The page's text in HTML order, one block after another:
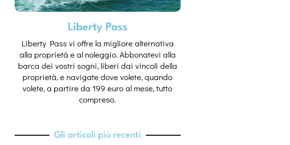
Liberty Pass
Liberty Pass vi offre la migliore alternativa
alla proprietà e al noleggio. Abbonatevi alla
barca dei vostri sogni, liberi dai vincoli della
proprietà, e navigate dove volete, quando
volete, a partire da 199 euro al mese, tutto
compreso.
Gli articoli più recenti